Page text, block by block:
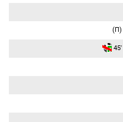
(П)
45′